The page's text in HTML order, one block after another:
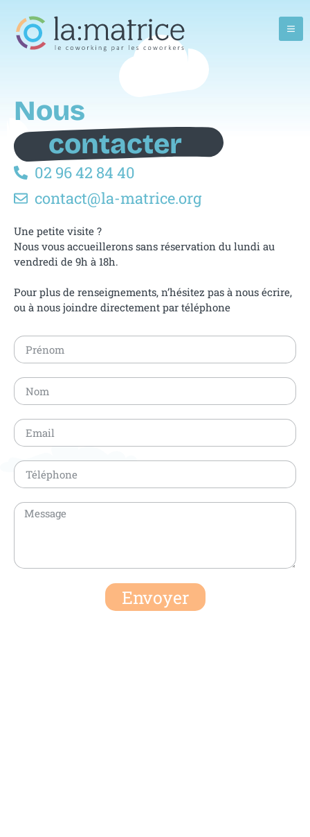
Nous
contacter
02 96 42 84 40
contact@la-matrice.org
Une petite visite ?
Nous vous accueillerons sans réservation du lundi au
vendredi de 9h à 18h.
Pour plus de renseignements, n’hésitez pas à nous écrire,
ou à nous joindre directement par téléphone
Envoyer